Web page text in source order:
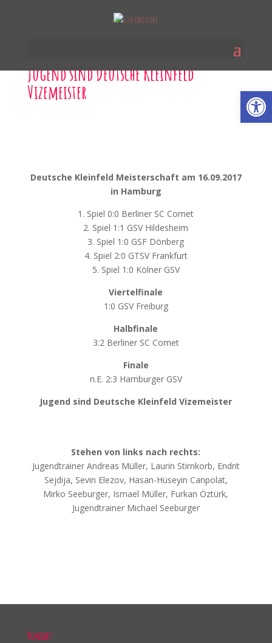
Jugend sind Deutsche Kleinfeld
Vizemeister
Deutsche Kleinfeld Meisterschaft am 16.09.2017
in Hamburg
1. Spiel 0:0 Berliner SC Comet
2. Spiel 1:1 GSV Hildesheim
3. Spiel 1:0 GSF Dönberg
4. Spiel 2:0 GTSV Frankfurt
5. Spiel 1:0 Kölner GSV
Viertelfinale
1:0 GSV Freiburg
Halbfinale
3:2 Berliner SC Comet
Finale
n.E. 2:3 Hamburger GSV
Jugend sind Deutsche Kleinfeld Vizemeister
Stehen von links nach rechts:
Jugendtrainer Andreas Müller, Laurin Stirnkorb, Endrit
Sejdija, Sevin Elezov, Hasan-Hüseyin Canpolat,
Mirko Seeburger, Ismael Müller, Furkan Öztürk,
Jugendtrainer Michael Seeburger
Kontakt